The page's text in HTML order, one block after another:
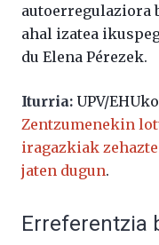
autoerregulaziora
ahal izatea
du Elena Pérezek.
Iturria: UPV/
Zentzumenekin
iragazkiak
jaten dugun.
Erreferentzia